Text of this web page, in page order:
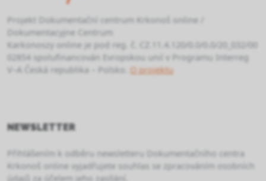
Projekt Dokumentační centrum Krkonoš online /
Dokumentacyjne Centrum
Karkonoszy online je pod reg. č. CZ.11.4.120/0.0/0.0/20_032/00
02854 spolufinancován Evropskou unií v Programu Interreg
V–A Česká republika – Polsko. O projektu
NEWSLETTER
Přihlášením k odběru newsletteru Dokumentačního centra
Krkonoš online vyjadřujete souhlas se zpracováním osobních
údajů za účelem jeho zasílání.